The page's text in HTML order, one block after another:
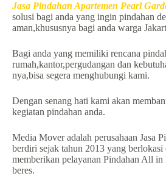
Jasa Pindahan Apartemen Pearl
solusi bagi anda yang ingin pindahan
aman,khususnya bagi anda warga
Bagi anda yang memiliki rencana
rumah,kantor,pergudangan dan
nya,bisa segera menghubungi kami.
Dengan senang hati kami akan
kegiatan pindahan anda.
Media Mover adalah perusahaan Jasa
berdiri sejak tahun 2013 yang
memberikan pelayanan Pindahan All
beres.